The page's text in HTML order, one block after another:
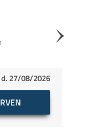
27/08/2026